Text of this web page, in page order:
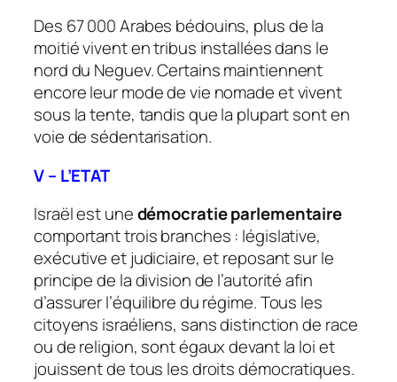
Des 67 000 Arabes bédouins, plus de la
moitié vivent en tribus installées dans le
nord du Neguev. Certains maintiennent
encore leur mode de vie nomade et vivent
sous la tente, tandis que la plupart sont en
voie de sédentarisation.
V – L’ETAT
Israël est unedémocratie parlementaire
comportant trois branches : législative,
exécutive et judiciaire, et reposant sur le
principe de la division de l’autorité afin
d’assurer l’équilibre du régime. Tous les
citoyens israéliens, sans distinction de race
ou de religion, sont égaux devant la loi et
jouissent de tous les droits démocratiques.